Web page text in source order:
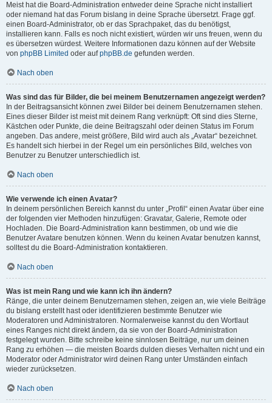
Meist hat die Board-Administration entweder deine Sprache nicht installiert
oder niemand hat das Forum bislang in deine Sprache übersetzt. Frage ggf.
einen Board-Administrator, ob er das Sprachpaket, das du benötigst,
installieren kann. Falls es noch nicht existiert, würden wir uns freuen, wenn du
es übersetzen würdest. Weitere Informationen dazu können auf der Website
von phpBB Limited oder aufphpBB.de gefunden werden.
Nach oben
Was sind das für Bilder, die bei meinem Benutzernamen angezeigt werden?
In der Beitragsansicht können zwei Bilder bei deinem Benutzernamen stehen.
Eines dieser Bilder ist meist mit deinem Rang verknüpft: Oft sind dies Sterne,
Kästchen oder Punkte, die deine Beitragszahl oder deinen Status im Forum
angeben. Das andere, meist größere, Bild wird auch als „Avatar“ bezeichnet.
Es handelt sich hierbei in der Regel um ein persönliches Bild, welches von
Benutzer zu Benutzer unterschiedlich ist.
Nach oben
Wie verwende ich einen Avatar?
In deinem persönlichen Bereich kannst du unter „Profil“ einen Avatar über eine
der folgenden vier Methoden hinzufügen: Gravatar, Galerie, Remote oder
Hochladen. Die Board-Administration kann bestimmen, ob und wie die
Benutzer Avatare benutzen können. Wenn du keinen Avatar benutzen kannst,
solltest du die Board-Administration kontaktieren.
Nach oben
Was ist mein Rang und wie kann ich ihn ändern?
Ränge, die unter deinem Benutzernamen stehen, zeigen an, wie viele Beiträge
du bislang erstellt hast oder identifizieren bestimmte Benutzer wie
Moderatoren und Administratoren. Normalerweise kannst du den Wortlaut
eines Ranges nicht direkt ändern, da sie von der Board-Administration
festgelegt wurden. Bitte schreibe keine sinnlosen Beiträge, nur um deinen
Rang zu erhöhen — die meisten Boards dulden dieses Verhalten nicht und ein
Moderator oder Administrator wird deinen Rang unter Umständen einfach
wieder zurücksetzen.
Nach oben